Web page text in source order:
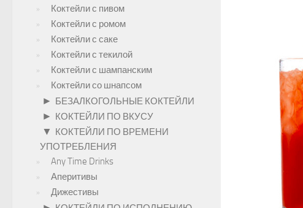
Коктейли с пивом
Коктейли с ромом
Коктейли с саке
Коктейли с текилой
Коктейли с шампанским
Коктейли со шнапсом
► БЕЗАЛКОГОЛЬНЫЕ КОКТЕЙЛИ
► КОКТЕЙЛИ ПО ВКУСУ
▼ КОКТЕЙЛИ ПО ВРЕМЕНИ
УПОТРЕБЛЕНИЯ
Any Time Drinks
Аперитивы
Дижестивы